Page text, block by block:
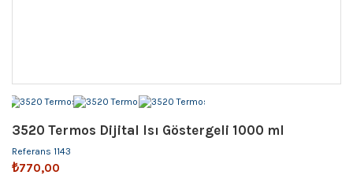
3520 Termos Dijital Isı Göstergeli 1000 ml
Referans 1143
₺770,00